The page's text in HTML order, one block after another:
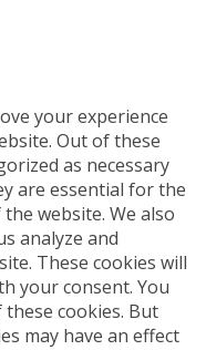
your experience
Out of these
as necessary
are essential for the
website. We also
analyze and
These cookies will
your consent. You
cookies. But
may have an effect